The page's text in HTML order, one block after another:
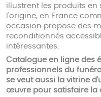
illustrent les produits en
l'origine, en France
occasion propose des
reconditionnés
intéressantes.
Catalogue en ligne des
professionnels du
se veut aussi la vitrine
œuvre pour satisfaire la